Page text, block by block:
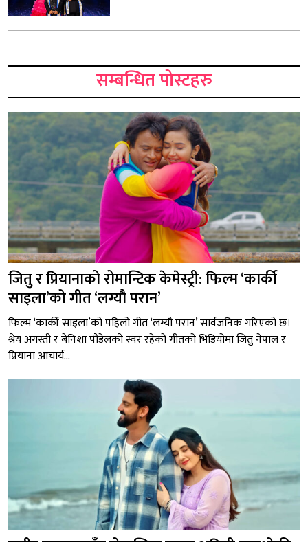
सम्बन्धित पोस्टहरु
जितु र प्रियानाको रोमान्टिक केमेस्ट्री: फिल्म ‘कार्की
साइला’को गीत ‘लग्यौ परान’
फिल्म ‘कार्की साइला’को पहिलो गीत ‘लग्यौ परान’ सार्वजनिक गरिएको छ।
श्रेय अगस्ती र बेनिशा पौडेलको स्वर रहेको गीतको भिडियोमा जितु नेपाल र
प्रियाना आचार्य...